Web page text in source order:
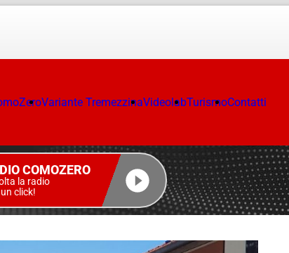
Variante TremezzinaVideolabTurismoContatti
COMOZERO
la radio
click!